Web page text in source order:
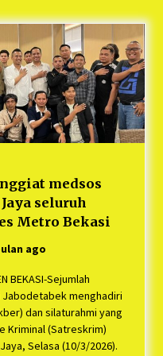
Langkah Dikha, Penari
Viral Ternyata Anak
Karena Kecewa Tak Dapat
Para Peserta Retret
dari Sampah
Ratusan Peserta : Mudik
BUMN 2025
KOSMI Indonesia Gilang
medsos
seluruh
Metro Bekasi
ago
BEKASI-Sejumlah
menghadiri
dan silaturahmi yang
Kriminal (Satreskrim)
Selasa (10/3/2026).